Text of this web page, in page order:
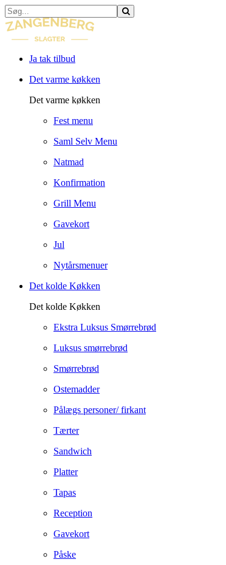
Ja tak tilbud
Det varme køkken
Det varme køkken
Fest menu
Saml Selv Menu
Natmad
Konfirmation
Grill Menu
Gavekort
Jul
Nytårsmenuer
Det kolde Køkken
Det kolde Køkken
Ekstra Luksus Smørrebrød
Luksus smørrebrød
Smørrebrød
Ostemadder
Pålægs personer/ firkant
Tærter
Sandwich
Platter
Tapas
Reception
Gavekort
Påske